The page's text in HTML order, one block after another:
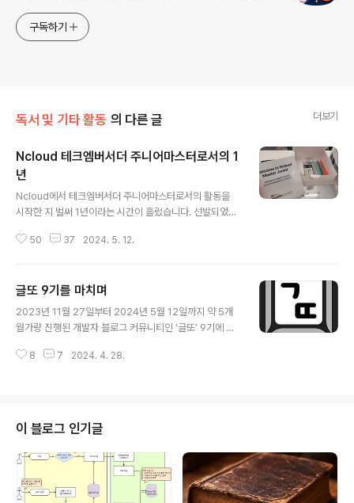
구독하기
독서 및 기타 활동 의 다른 글 더보기
Ncloud 테크엠버서더 주니어마스터로서의 1
년
Ncloud에서 테크엠버서더 주니어마스터로서의 활동을
시작한 지 벌써 1년이라는 시간이 흘렀습니다. 선발되었을
있었던 유명한 테크리더분들과 직접 소통하고 함께 활동할
다. 주니어마스터로 활동하다보면 많은 분들께서 Ncloud
테크엠버서더 마스터는 어떤 활동을 하는지에 대해 많은
질문과 궁금증을 받았습니다. 그때마다 Ncloud 서비스를
단하게만 설명을 드렸는데 사실 Ncloud 테크엠버서더 마
50 37 2024. 5. 12.
글또 9기를 마치며
2023년 11월 27일부터 2024년 5월 12일까지 약 5개
월가량 진행된 개발자 블로그 커뮤니티인 ‘글또’ 9기에 대
여했었던 경험이 있었기 때문에 9기도 망설임 없이 지원을
들일 수 있고 참여하시는 멤버분들의 글을 읽으면서 함께
성장해 나갈 수 있다는 점을 꼽을 것 같은데요. 사실 글쓰기
활동 이외에도 추가적으로 글또 내에 존재하는 다양한 서
브 채널들을 적극적으로 활용하시면 조금 더 재밌게 보내
실 수 있습니다. 지난 기수에는 블로그 글을 써야하는 이유
8 7 2024. 4. 28.
이 블로그 인기글